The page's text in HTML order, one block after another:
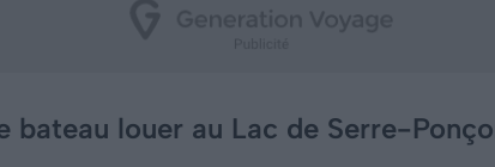
bateau louer au Lac de Serre-